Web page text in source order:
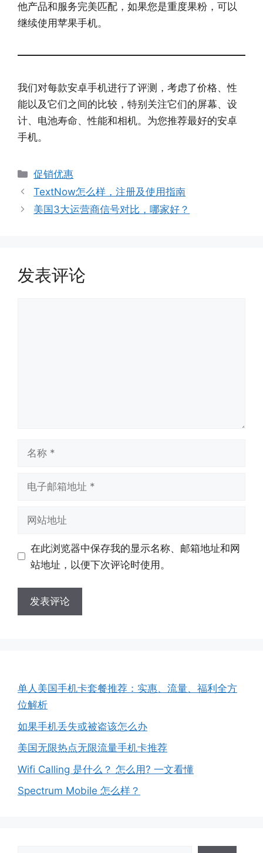
他产品和服务完美匹配，如果您是重度果粉，可以
继续使用苹果手机。
我们对每款安卓手机进行了评测，考虑了价格、性
能以及它们之间的比较，特别关注它们的屏幕、设
计、电池寿命、性能和相机。为您推荐最好的安卓
手机。
分
类
促销优惠
TextNow怎么样，注册及使用指南
美国3大运营商信号对比，哪家好？
发表评论
址
址
在此浏览器中保存我的显示名称、邮箱地址和网
站地址，以便下次评论时使用。
单人美国手机卡套餐推荐：实惠、流量、福利全方
位解析
如果手机丢失或被盗该怎么办
美国无限热点无限流量手机卡推荐
Wifi Calling 是什么？ 怎么用? 一文看懂
Spectrum Mobile 怎么样？